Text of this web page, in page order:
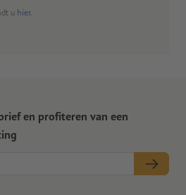
u hier.
en profiteren van een